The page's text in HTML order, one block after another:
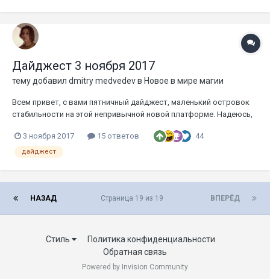
Дайджест 3 ноября 2017
тему добавил dmitry medvedevв Новое в мире магии
Всем привет, с вами пятничный дайджест, маленький островок
стабильности на этой непривычной новой платформе. Надеюсь,
освоиться. Статей на этот раз будет мало, потому что уже
сегодня, то ли в шесть, то ли в семь часов вечера по
3 ноября 2017 15 ответов 44
дайджест
НАЗАД ВПЕРЁД
Страница 19 из 19
Стиль
Политика конфиденциальности
Обратная связь
Powered by Invision Community